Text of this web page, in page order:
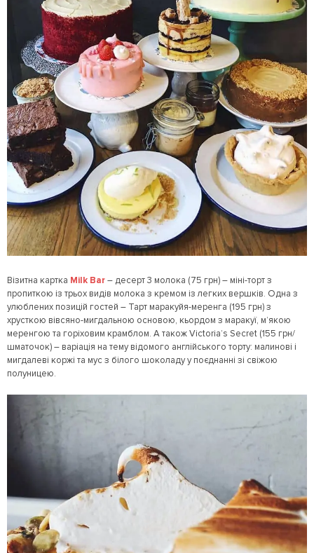
Візитна картка Milk Bar– десерт 3 молока (75 грн) – міні-торт з
пропиткою із трьох видів молока з кремом із легких вершків. Одна з
улюблених позицій гостей – Тарт маракуйя-меренга (195 грн) з
хрусткою вівсяно-мигдальною основою, кьордом з маракуї, м’якою
меренгою та горіховим крамблом. А також Victoria’s Secret (155 грн/
шматочок) – варіація на тему відомого англійського торту: малинові і
мигдалеві коржі та мус з білого шоколаду у поєднанні зі свіжою
полуницею.